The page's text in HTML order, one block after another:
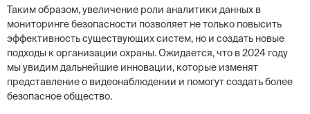
Таким образом, увеличение роли аналитики данных в
мониторинге безопасности позволяет не только повысить
эффективность существующих систем, но и создать новые
подходы к организации охраны. Ожидается, что в 2024 году
мы увидим дальнейшие инновации, которые изменят
представление о видеонаблюдении и помогут создать более
безопасное общество.